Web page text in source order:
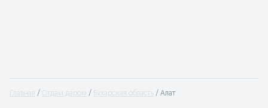
Главная Отдам даром Бухарская область Алат